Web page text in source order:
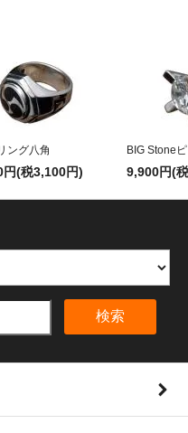
ング八角
円(税3,100円)
BIG Stone
9,900円(
検索